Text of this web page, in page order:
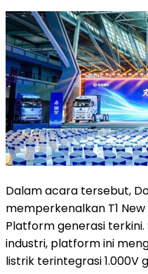
Dalam acara tersebut,
memperkenalkan T1
Platform generasi
industri, platform ini
listrik terintegrasi 1.000V